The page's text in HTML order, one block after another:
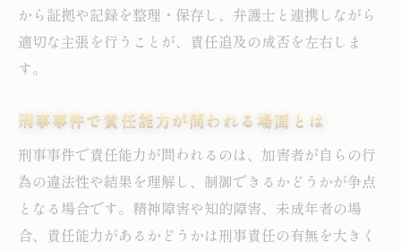
から証拠や記録を整理・保存し、弁護士と連携しながら
適切な主張を行うことが、責任追及の成否を左右しま
す。
刑事事件で責任能力が問われる場面とは
刑事事件で責任能力が問われるのは、加害者が自らの行
為の違法性や結果を理解し、制御できるかどうかが争点
となる場合です。精神障害や知的障害、未成年者の場
合、責任能力があるかどうかは刑事責任の有無を大きく